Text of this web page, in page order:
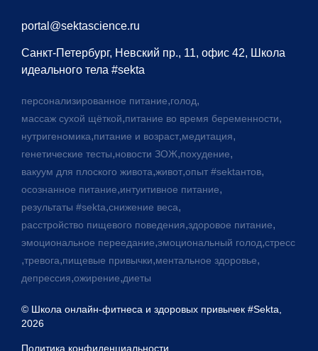
portal@sektascience.ru
Санкт-Петербург, Невский пр., 11, офис 42, Школа
идеального тела #sekta
персонализированное питание,голод,
массаж сухой щёткой,питание во время беременности,
нутригеномика,питание и возраст,медитация,
генетические тесты,новости ЗОЖ,похудение,
вакуум для плоского живота,живот,опыт #sektaнтов,
осознанное питание,интуитивное питание,
результаты #sekta,снижение веса,
расстройство пищевого поведения,здоровое питание,
эмоциональное переедание,эмоциональный голод,стресс
,тревога,пищевые привычки,ментальное здоровье,
депрессия,ожирение,диеты
© Школа онлайн-фитнеса и здоровых привычек #Sekta,
2026
Политика конфиденциальности